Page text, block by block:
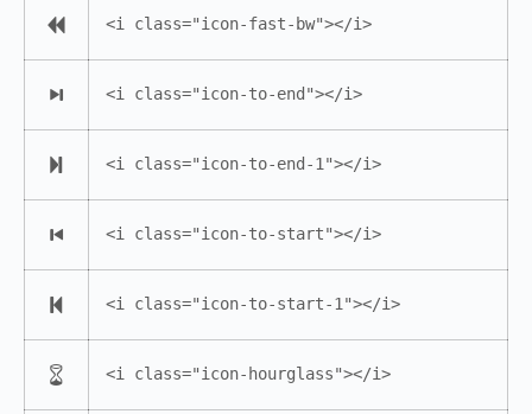
<i class="icon-fast-bw"></i>
<i class="icon-to-end"></i>
<i class="icon-to-end-1"></i>
<i class="icon-to-start"></i>
<i class="icon-to-start-1"></i>
<i class="icon-hourglass"></i>